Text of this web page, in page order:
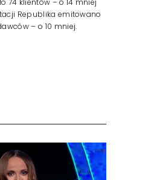
74 klientów – o 14 mniej
Republika emitowano
– o 10 mniej.